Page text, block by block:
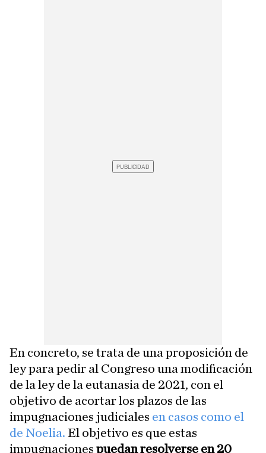
En concreto, se trata de una proposición de
ley para pedir al Congreso una modificación
de la ley de la eutanasia de 2021, con el
objetivo de acortar los plazos de las
impugnaciones judiciales en casos como el
de Noelia. El objetivo es que estas
impugnaciones puedan resolverse en 20